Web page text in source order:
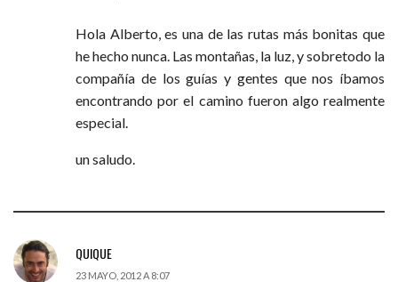
Hola Alberto, es una de las rutas más bonitas que
he hecho nunca. Las montañas, la luz, y sobretodo la
compañía de los guías y gentes que nos íbamos
encontrando por el camino fueron algo realmente
especial.
un saludo.
QUIQUE
23 MAYO, 2012 A 8:07